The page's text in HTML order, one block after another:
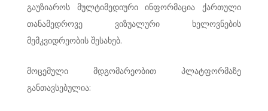
გაუზიაროს მულტიმედიური ინფორმაცია ქართული
თანამედროვე ვიზუალური ხელოვნების
მემკვიდრეობის შესახებ.
მოცემული მდგომარეობით პლატფორმაზე
განთავსებულია: